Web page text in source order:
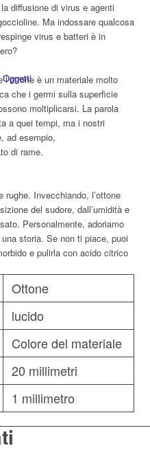
diffusione di virus e agenti
Ma indossare qualcosa
virus e batteri è in
è un materiale molto
che i germi sulla superficie
moltiplicarsi. La parola
a quei tempi, ma i nostri
ad esempio,
di rame.
rughe. Invecchiando, l’ottone
del sudore, dall’umidità e
Personalmente, adoriamo
storia. Se non ti piace, puoi
e pulirla con acido citrico
Ottone
lucido
Colore del materiale
20 millimetri
1 millimetro